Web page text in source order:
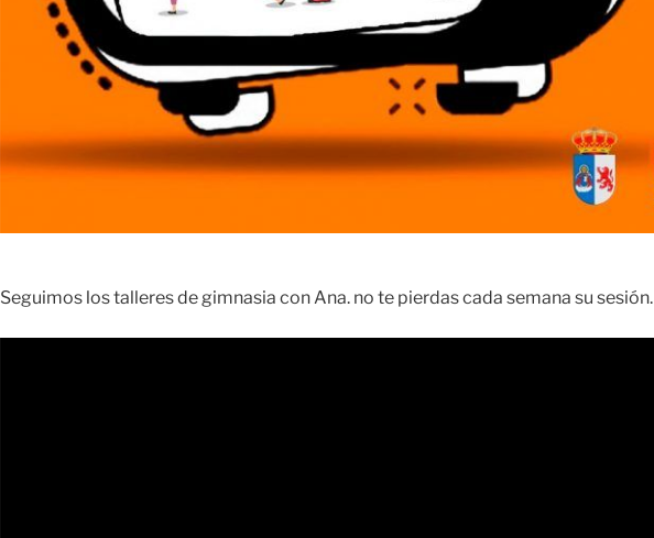
Seguimos los talleres de gimnasia con Ana. no te pierdas cada semana su sesión.